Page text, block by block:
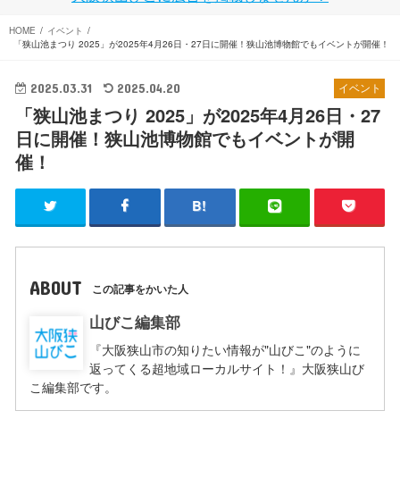
HOME
イベント
「狭山池まつり 2025」が2025年4月26日・27日に開催！狭山池博物館でもイベントが開催！
イベント
2025.03.31 2025.04.20
「狭山池まつり 2025」が2025年4月26日・27
日に開催！狭山池博物館でもイベントが開
催！
ABOUT この記事をかいた人
山びこ編集部
『大阪狭山市の知りたい情報が"山びこ"のように
返ってくる超地域ローカルサイト！』大阪狭山び
こ編集部です。